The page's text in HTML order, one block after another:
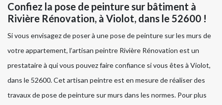
Confiez la pose de peinture sur bâtiment à
Rivière Rénovation, à Violot, dans le 52600 !
Si vous envisagez de poser à une pose de peinture sur les murs de
votre appartement, l’artisan peintre Rivière Rénovation est un
prestataire à qui vous pouvez faire confiance si vous êtes à Violot,
dans le 52600. Cet artisan peintre est en mesure de réaliser des
travaux de pose de peinture sur murs dans les normes. Pour plus